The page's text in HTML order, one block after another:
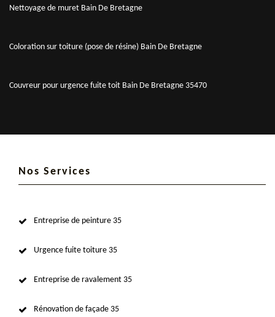
Nettoyage de muret Bain De Bretagne
Coloration sur toiture (pose de résine) Bain De Bretagne
Couvreur pour urgence fuite toit Bain De Bretagne 35470
Nos Services
Entreprise de peinture 35
Urgence fuite toiture 35
Entreprise de ravalement 35
Rénovation de façade 35